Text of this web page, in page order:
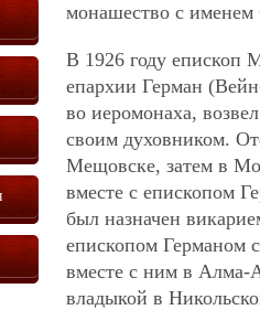
монашество с именем
В 1926 году епископ
епархии Герман
во иеромонаха,
своим духовником.
Мещовске, затем в
вместе с епископом
был назначен
епископом Германом
вместе с ним в Алма-
владыкой в